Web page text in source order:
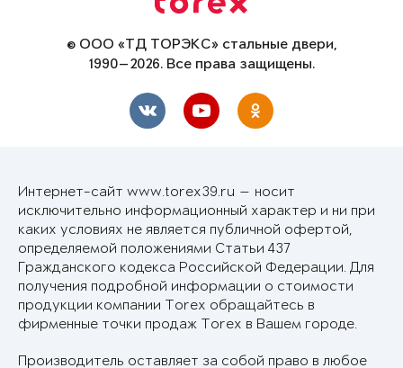
© ООО «ТД ТОРЭКС» стальные двери,
1990—2026. Все права защищены.
Интернет-сайт www.torex39.ru — носит
исключительно информационный характер и ни при
каких условиях не является публичной офертой,
определяемой положениями Статьи 437
Гражданского кодекса Российской Федерации. Для
получения подробной информации о стоимости
продукции компании Torex обращайтесь в
фирменные точки продаж Torex в Вашем городе.
Производитель оставляет за собой право в любое